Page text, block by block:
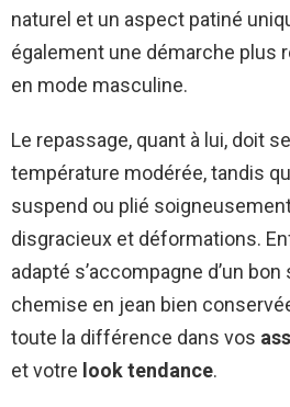
naturel et un aspect patiné
également une démarche plus
en mode masculine.
Le repassage, quant à lui, doit
température modérée, tandis
suspend ou plié
disgracieux et déformations.
adapté s’accompagne d’un
chemise en jean bien
toute la différence dans vos
et votre look tendance.